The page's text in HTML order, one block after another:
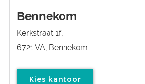
Bennekom
Kerkstraat 1f,
6721 VA, Bennekom
Kies kantoor